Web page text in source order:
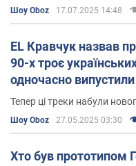
2010 року знову брав
"Євробачення" із
безуспішно, хоча пісня
глядацького
Того ж року
Вертинського «То, что
однойменний диск.
Згодом Андрій
Шоу Oboz 17.07.2025 14:48
EL Кравчук назвав
90-х троє
одночасно випустили
Тепер ці треки набули
Шоу Oboz 27.05.2025 03:30
Хто був прототипом